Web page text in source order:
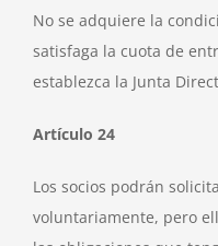
No se adquiere la
satisfaga la cuota de
establezca la Junta
Artículo 24
Los socios podrán
voluntariamente, pero